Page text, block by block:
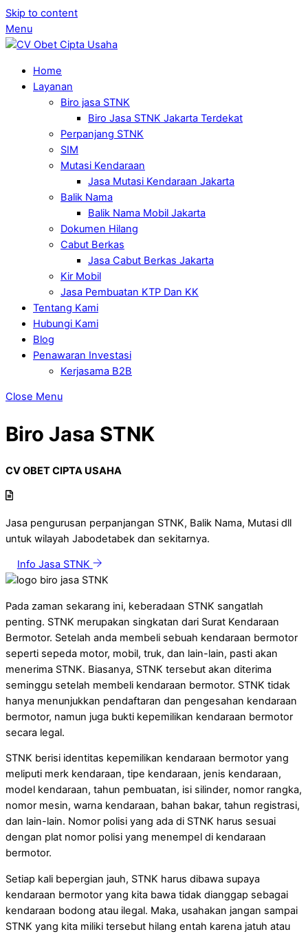
Skip to content
Menu
Home
Layanan
Biro jasa STNK
Biro Jasa STNK Jakarta Terdekat
Perpanjang STNK
SIM
Mutasi Kendaraan
Jasa Mutasi Kendaraan Jakarta
Balik Nama
Balik Nama Mobil Jakarta
Dokumen Hilang
Cabut Berkas
Jasa Cabut Berkas Jakarta
Kir Mobil
Jasa Pembuatan KTP Dan KK
Tentang Kami
Hubungi Kami
Blog
Penawaran Investasi
Kerjasama B2B
Close Menu
Biro Jasa STNK
CV OBET CIPTA USAHA
Jasa pengurusan perpanjangan STNK, Balik Nama, Mutasi dll
untuk wilayah Jabodetabek dan sekitarnya.
Info Jasa STNK
Pada zaman sekarang ini, keberadaan STNK sangatlah
penting. STNK merupakan singkatan dari Surat Kendaraan
Bermotor. Setelah anda membeli sebuah kendaraan bermotor
seperti sepeda motor, mobil, truk, dan lain-lain, pasti akan
menerima STNK. Biasanya, STNK tersebut akan diterima
seminggu setelah membeli kendaraan bermotor. STNK tidak
hanya menunjukkan pendaftaran dan pengesahan kendaraan
bermotor, namun juga bukti kepemilikan kendaraan bermotor
secara legal.
STNK berisi identitas kepemilikan kendaraan bermotor yang
meliputi merk kendaraan, tipe kendaraan, jenis kendaraan,
model kendaraan, tahun pembuatan, isi silinder, nomor rangka,
nomor mesin, warna kendaraan, bahan bakar, tahun registrasi,
dan lain-lain. Nomor polisi yang ada di STNK harus sesuai
dengan plat nomor polisi yang menempel di kendaraan
bermotor.
Setiap kali bepergian jauh, STNK harus dibawa supaya
kendaraan bermotor yang kita bawa tidak dianggap sebagai
kendaraan bodong atau ilegal. Maka, usahakan jangan sampai
STNK yang kita miliki tersebut hilang entah karena jatuh atau